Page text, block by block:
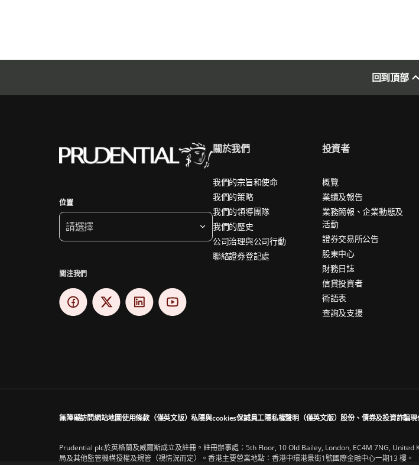
回到頂部
位置
請選擇
關注我們
關於我們
我們的宗旨和使命
我們的策略
我們的領導團隊
我們的歷史
公司治理與公司行動
聯絡證券登記處
投資者
概覽
業績及報告
業務簡報、企業動態及
活動
證券交易所公告
股東中心
財務日誌
信貸投資者
術語表
查詢及支援
無障礙訪問網站地圖使用條款（僅英文版）私隱與cookies保誠員工隱私權聲明（僅英文版）股份、債券及投資詐騙現
Prudential plc於英格蘭及威爾斯成立及註冊。註冊辦事處：5th Floor, 10 Old Bailey, London, EC4M 7NG,
局及其他監管機構授權及規管（視情況而定）。香港主要營業地點：香港中環港景街1號國際金融中心一期13 樓。